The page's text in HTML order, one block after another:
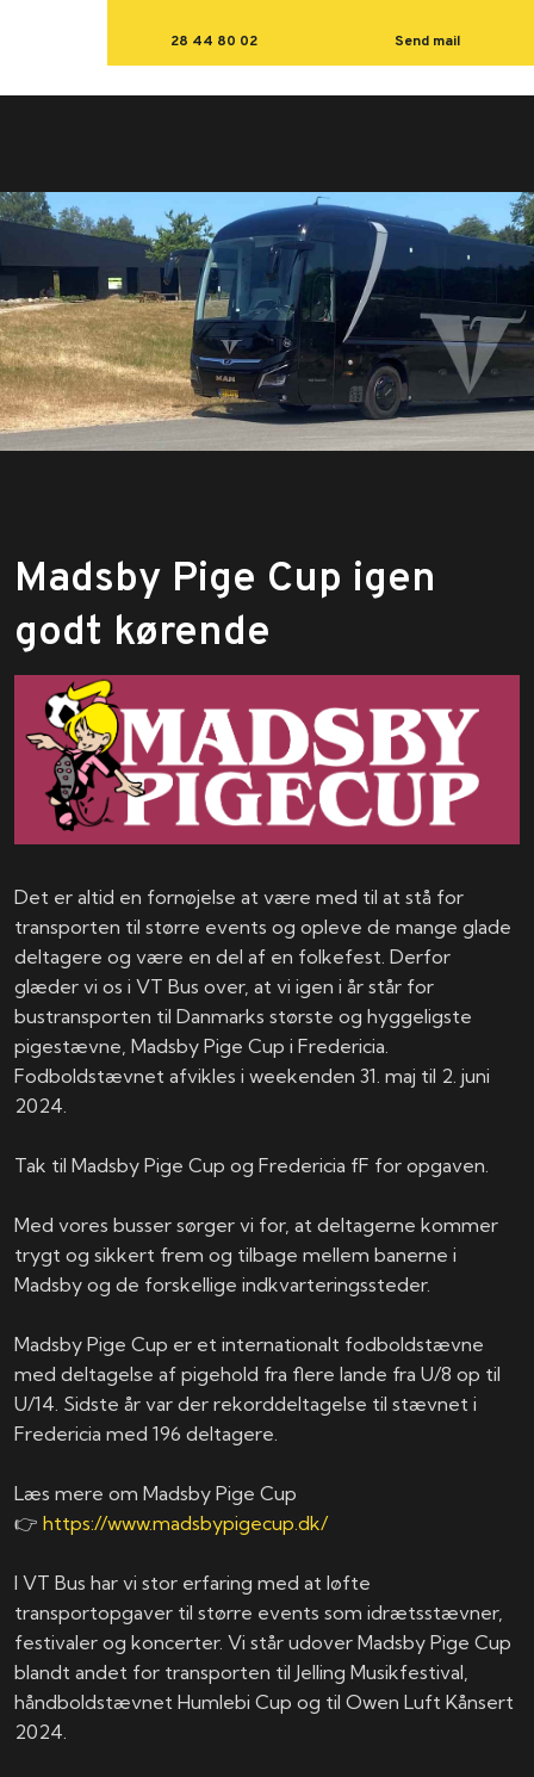
28 44 80 02 Send mail
​Madsby Pige Cup igen
godt kørende
Det er altid en fornøjelse at være med til at stå for
transporten til større events og opleve de mange glade
deltagere og være en del af en folkefest. Derfor
glæder vi os i VT Bus over, at vi igen i år står for
bustransporten til Danmarks største og hyggeligste
pigestævne, Madsby Pige Cup i Fredericia.
Fodboldstævnet afvikles i weekenden 31. maj til 2. juni
2024.
Tak til Madsby Pige Cup og Fredericia fF for opgaven.
Med vores busser sørger vi for, at deltagerne kommer
trygt og sikkert frem og tilbage mellem banerne i
Madsby og de forskellige indkvarteringssteder.
Madsby Pige Cup er et internationalt fodboldstævne
med deltagelse af pigehold fra flere lande fra U/8 op til
U/14. Sidste år var der rekorddeltagelse til stævnet i
Fredericia med 196 deltagere.
Læs mere om Madsby Pige Cup
👉https://www.madsbypigecup.dk/
I VT Bus har vi stor erfaring med at løfte
transportopgaver til større events som idrætsstævner,
festivaler og koncerter. Vi står udover Madsby Pige Cup
blandt andet for transporten til Jelling Musikfestival,
håndboldstævnet Humlebi Cup og til Owen Luft Kånsert
2024.